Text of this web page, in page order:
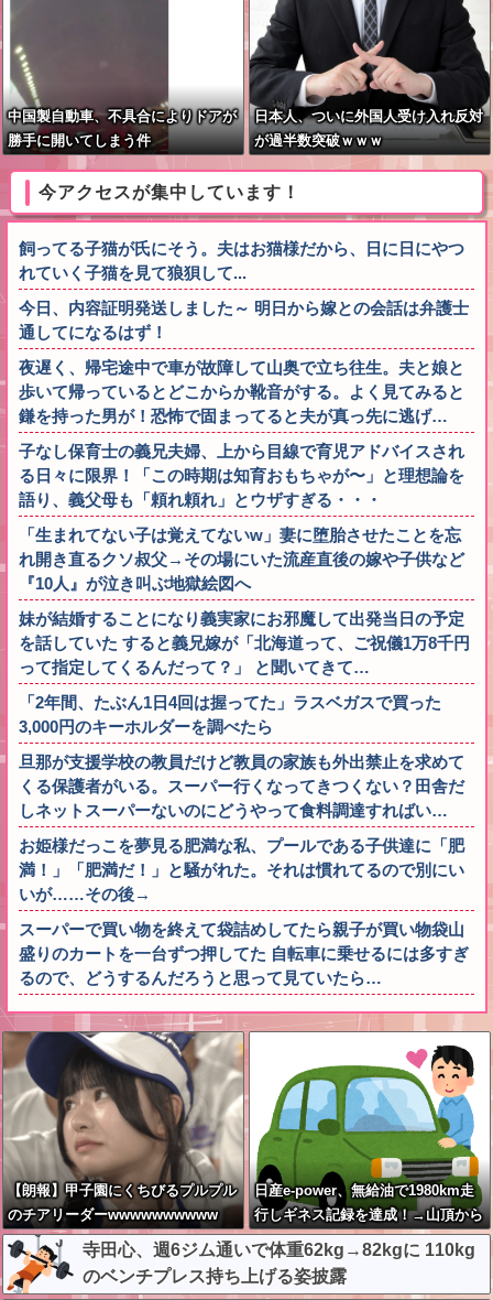
中国製自動車、不具合によりドアが
勝手に開いてしまう件
日本人、ついに外国人受け入れ反対
が過半数突破ｗｗｗ
今アクセスが集中しています！
飼ってる子猫が氏にそう。夫はお猫様だから、日に日にやつ
れていく子猫を見て狼狽して...
今日、内容証明発送しました～ 明日から嫁との会話は弁護士
通してになるはず！
夜遅く、帰宅途中で車が故障して山奥で立ち往生。夫と娘と
歩いて帰っているとどこからか靴音がする。よく見てみると
鎌を持った男が！恐怖で固まってると夫が真っ先に逃げ…
子なし保育士の義兄夫婦、上から目線で育児アドバイスされ
る日々に限界！「この時期は知育おもちゃが〜」と理想論を
語り、義父母も「頼れ頼れ」とウザすぎる・・・
「生まれてない子は覚えてないw」妻に堕胎させたことを忘
れ開き直るクソ叔父→その場にいた流産直後の嫁や子供など
『10人』が泣き叫ぶ地獄絵図へ
妹が結婚することになり義実家にお邪魔して出発当日の予定
を話していた すると義兄嫁が「北海道って、ご祝儀1万8千円
って指定してくるんだって？」 と聞いてきて…
「2年間、たぶん1日4回は握ってた」ラスベガスで買った
3,000円のキーホルダーを調べたら
旦那が支援学校の教員だけど教員の家族も外出禁止を求めて
くる保護者がいる。スーパー行くなってきつくない？田舎だ
しネットスーパーないのにどうやって食料調達すればい…
お姫様だっこを夢見る肥満な私、プールである子供達に「肥
満！」「肥満だ！」と騒がれた。それは慣れてるので別にい
いが……その後→
スーパーで買い物を終えて袋詰めしてたら親子が買い物袋山
盛りのカートを一台ずつ押してた 自転車に乗せるには多すぎ
るので、どうするんだろうと思って見ていたら…
【朗報】甲子園にくちびるプルプル
のチアリーダーwwwwwwwwww
日産e-power、無給油で1980km走
行しギネス記録を達成！→山頂から
下ってるだけでした…
寺田心、週6ジム通いで体重62kg→82kgに 110kg
のベンチプレス持ち上げる姿披露